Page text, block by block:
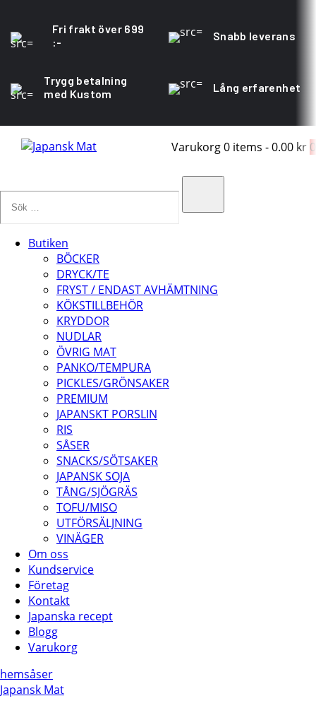
Fri frakt över 699
:-
Snabb leverans
Trygg betalning
med Kustom
Lång erfarenhet
Varukorg0 items -0.00 kr 0
Butiken
BÖCKER
DRYCK/TE
FRYST / ENDAST AVHÄMTNING
KÖKSTILLBEHÖR
KRYDDOR
NUDLAR
ÖVRIG MAT
PANKO/TEMPURA
PICKLES/GRÖNSAKER
PREMIUM
JAPANSKT PORSLIN
RIS
SÅSER
SNACKS/SÖTSAKER
JAPANSK SOJA
TÅNG/SJÖGRÄS
TOFU/MISO
UTFÖRSÄLJNING
VINÄGER
Om oss
Kundservice
Företag
Kontakt
Japanska recept
Blogg
Varukorg
hemsåser
Japansk Mat